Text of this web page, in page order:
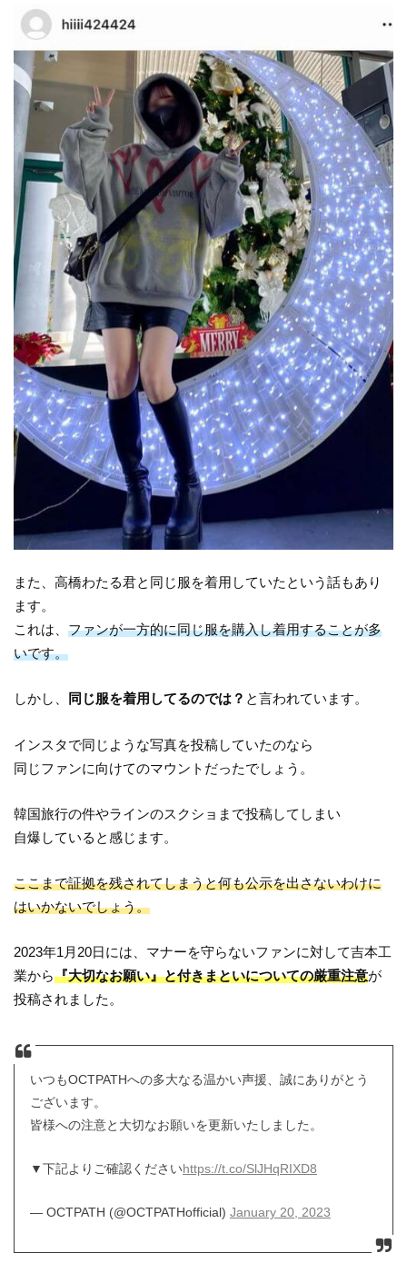
また、高橋わたる君と同じ服を着用していたという話もあり
ます。
これは、ファンが一方的に同じ服を購入し着用することが多
いです。
しかし、 同じ服を着用してるのでは？ と言われています。
インスタで同じような写真を投稿していたのなら
同じファンに向けてのマウントだったでしょう。
韓国旅行の件やラインのスクショまで投稿してしまい
自爆していると感じます。
ここまで証拠を残されてしまうと何も公示を出さないわけに
はいかないでしょう。
2023年1月20日には、マナーを守らないファンに対して吉本工
業から『大切なお願い』と付きまといについての厳重注意が
投稿されました。
いつもOCTPATHへの多大なる温かい声援、誠にありがとう
ございます。
皆様への注意と大切なお願いを更新いたしました。
▼下記よりご確認くださいhttps://t.co/SlJHqRIXD8
— OCTPATH (@OCTPATHofficial) January 20, 2023